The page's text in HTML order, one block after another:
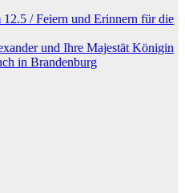
/ Feiern und Erinnern für die
und Ihre Majestät Königin
in Brandenburg